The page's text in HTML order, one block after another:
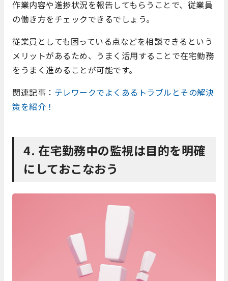
作業内容や進捗状況を報告してもらうことで、従業員
の働き方をチェックできるでしょう。
従業員としても困っている点などを相談できるという
メリットがあるため、うまく活用することで在宅勤務
をうまく進めることが可能です。
関連記事： テレワークでよくあるトラブルとその解決
策を紹介！
4. 在宅勤務中の監視は目的を明確
にしておこなおう